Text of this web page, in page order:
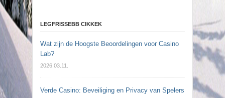
LEGFRISSEBB CIKKEK
Wat zijn de Hoogste Beoordelingen voor Casino
Lab?
2026.03.11.
Verde Casino: Beveiliging en Privacy van Spelers